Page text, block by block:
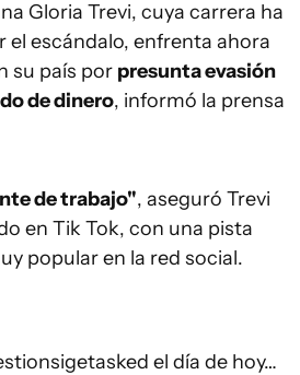
Gloria Trevi, cuya carrera ha
el escándalo, enfrenta ahora
su país por presunta evasión
de dinero, informó la prensa
de trabajo", aseguró Trevi
en Tik Tok, con una pista
popular en la red social.
el día de hoy…